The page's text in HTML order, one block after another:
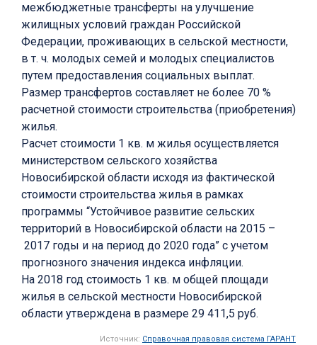
межбюджетные трансферты на улучшение
жилищных условий граждан Российской
Федерации, проживающих в сельской местности,
в т. ч. молодых семей и молодых специалистов
путем предоставления социальных выплат.
Размер трансфертов составляет не более 70 %
расчетной стоимости строительства (приобретения)
жилья.
Расчет стоимости 1 кв. м жилья осуществляется
министерством сельского хозяйства
Новосибирской области исходя из фактической
стоимости строительства жилья в рамках
программы “Устойчивое развитие сельских
территорий в Новосибирской области на 2015 –
2017 годы и на период до 2020 года” с учетом
прогнозного значения индекса инфляции.
На 2018 год стоимость 1 кв. м общей площади
жилья в сельской местности Новосибирской
области утверждена в размере 29 411,5 руб.
Источник: Справочная правовая система ГАРАНТ